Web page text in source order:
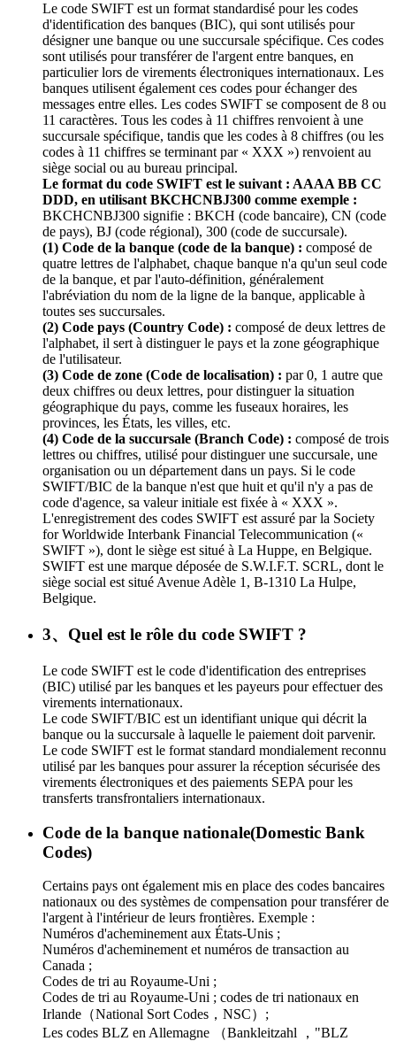
Le code SWIFT est un format standardisé pour les codes
d'identification des banques (BIC), qui sont utilisés pour
désigner une banque ou une succursale spécifique. Ces codes
sont utilisés pour transférer de l'argent entre banques, en
particulier lors de virements électroniques internationaux. Les
banques utilisent également ces codes pour échanger des
messages entre elles. Les codes SWIFT se composent de 8 ou
11 caractères. Tous les codes à 11 chiffres renvoient à une
succursale spécifique, tandis que les codes à 8 chiffres (ou les
codes à 11 chiffres se terminant par « XXX ») renvoient au
siège social ou au bureau principal.
Le format du code SWIFT est le suivant : AAAA BB CC
DDD, en utilisant BKCHCNBJ300 comme exemple :
BKCHCNBJ300 signifie : BKCH (code bancaire), CN (code
de pays), BJ (code régional), 300 (code de succursale).
(1) Code de la banque (code de la banque) : composé de
quatre lettres de l'alphabet, chaque banque n'a qu'un seul code
de la banque, et par l'auto-définition, généralement
l'abréviation du nom de la ligne de la banque, applicable à
toutes ses succursales.
(2) Code pays (Country Code) : composé de deux lettres de
l'alphabet, il sert à distinguer le pays et la zone géographique
de l'utilisateur.
(3) Code de zone (Code de localisation) : par 0, 1 autre que
deux chiffres ou deux lettres, pour distinguer la situation
géographique du pays, comme les fuseaux horaires, les
provinces, les États, les villes, etc.
(4) Code de la succursale (Branch Code) : composé de trois
lettres ou chiffres, utilisé pour distinguer une succursale, une
organisation ou un département dans un pays. Si le code
SWIFT/BIC de la banque n'est que huit et qu'il n'y a pas de
code d'agence, sa valeur initiale est fixée à « XXX ».
L'enregistrement des codes SWIFT est assuré par la Society
for Worldwide Interbank Financial Telecommunication («
SWIFT »), dont le siège est situé à La Huppe, en Belgique.
SWIFT est une marque déposée de S.W.I.F.T. SCRL, dont le
siège social est situé Avenue Adèle 1, B-1310 La Hulpe,
Belgique.
3、Quel est le rôle du code SWIFT ?
Le code SWIFT est le code d'identification des entreprises
(BIC) utilisé par les banques et les payeurs pour effectuer des
virements internationaux.
Le code SWIFT/BIC est un identifiant unique qui décrit la
banque ou la succursale à laquelle le paiement doit parvenir.
Le code SWIFT est le format standard mondialement reconnu
utilisé par les banques pour assurer la réception sécurisée des
virements électroniques et des paiements SEPA pour les
transferts transfrontaliers internationaux.
Code de la banque nationale(Domestic Bank
Codes)
Certains pays ont également mis en place des codes bancaires
nationaux ou des systèmes de compensation pour transférer de
l'argent à l'intérieur de leurs frontières. Exemple :
Numéros d'acheminement aux États-Unis ;
Numéros d'acheminement et numéros de transaction au
Canada ;
Codes de tri au Royaume-Uni ;
Codes de tri au Royaume-Uni ; codes de tri nationaux en
Irlande（National Sort Codes，NSC）;
Les codes BLZ en Allemagne （Bankleitzahl ，"BLZ